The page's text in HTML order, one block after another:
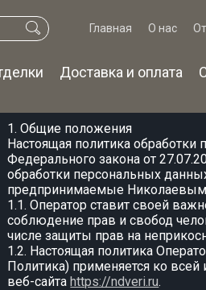
Главная О нас
Доставка и оплата
Политика в
1. Общие положения
Настоящая политика обработки
Федерального закона от
обработки персональных
предпринимаемые Николаевым
1.1. Оператор ставит своей
соблюдение прав и свобод
числе защиты прав на
1.2. Настоящая политика
Политика) применяется ко
веб-сайтаhttps://ndveri.ru.